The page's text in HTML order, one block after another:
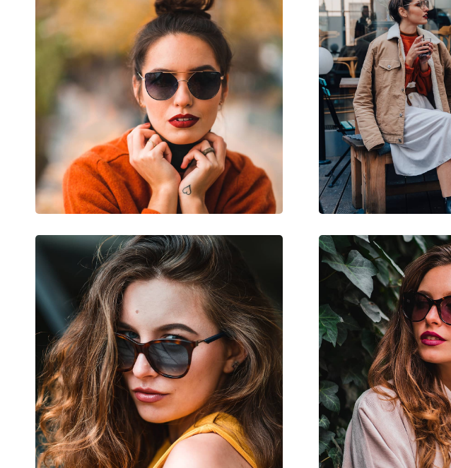
Ostatné
Typ:
Detské
Kategória:
Slnečné okuliare
Puma
Použitie:
Móda
PJ0039S 001 48